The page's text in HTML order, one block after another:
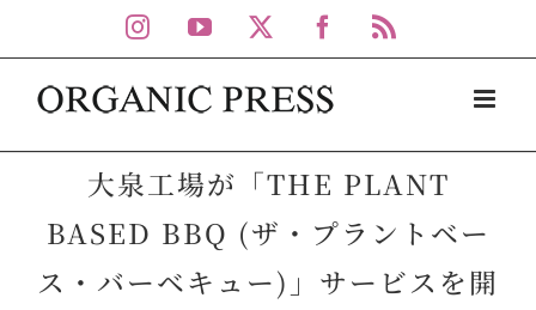
to
content
Instagram
YouTube Facebook
大泉工場が「THE PLANT
BASED BBQ (ザ・プラントベー
ス・バーベキュー)」サービスを開